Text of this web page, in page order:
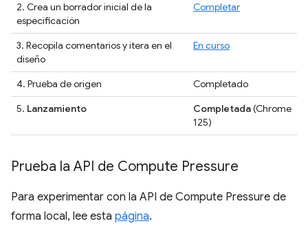
2. Crea un borrador inicial de la
especificación
Completar
3. Recopila comentarios y itera en el
diseño
En curso
4. Prueba de origen
Completado
5. Lanzamiento Completada(Chrome
125)
Prueba la API de Compute Pressure
Para experimentar con la API de Compute Pressure de
forma local, lee esta página.